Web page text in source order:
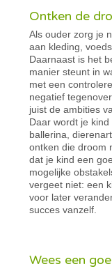
Ontken de
Als ouder zorg je
aan kleding,
Daarnaast is het
manier steunt in
met een
negatief
juist de ambities
Daar wordt je
ballerina,
ontken die droom
dat je kind een
mogelijke
vergeet niet: een
voor later
succes vanzelf.
Wees een